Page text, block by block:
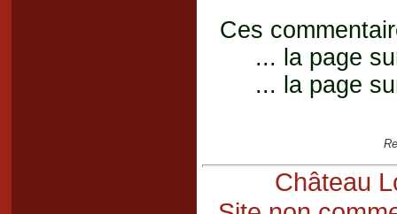
Ces
... la page
... la page
Château